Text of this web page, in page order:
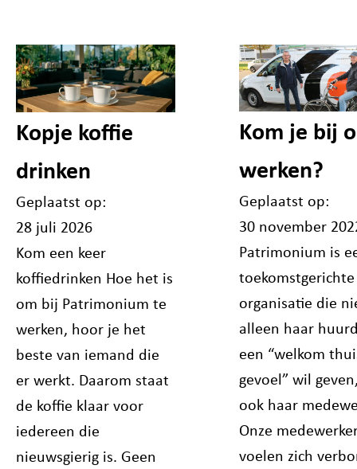
Kopje koffie
drinken
Geplaatst op:
28 juli 2026
Kom een keer
koffiedrinken Hoe het is
om bij Patrimonium te
werken, hoor je het
beste van iemand die
er werkt. Daarom staat
de koffie klaar voor
iedereen die
nieuwsgierig is. Geen
Kom je bij
werken?
Geplaatst op:
30 november
Patrimonium is
toekomstgerichte
organisatie die
alleen haar
een “welkom
gevoel” wil
ook haar
Onze
voelen zich